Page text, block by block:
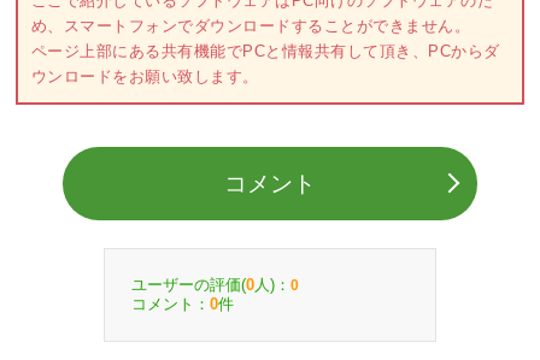
め、スマートフォンでダウンロードすることができません。
ページ上部にある共有機能でPCと情報共有して頂き、PCからダ
ウンロードをお願い致します。
コメント
ユーザーの評価(0 人)： 0
コメント： 0件